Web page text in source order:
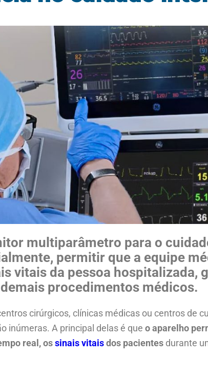
multiparâmetro para o
permitir que a equipe
vitais da pessoa hospitalizada,
procedimentos médicos.
cirúrgicos, clínicas médicas ou centros de
inúmeras. A principal delas é que o aparelho
real, os sinais vitais dos pacientes durante